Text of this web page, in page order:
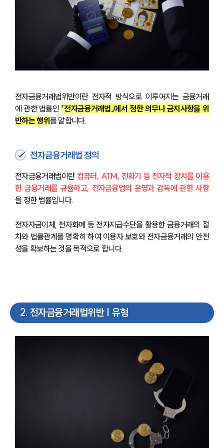
전자금융거래법위반이란 전자적 방식으로 이루어지는 금융거래
에 관한 법률인 「전자금융거래법」에서 정한 의무나 금지사항을 위
반하는 행위를 말합니다.
전자금융거래법 정의
전자금융거래법이란 컴퓨터, ATM, 전화기 등 전자적 장치를 이용
한 금융거래를 규율하고, 전자금융업의 운영과 감독에 관한 사항
을 정한 법률입니다.
전자자금이체, 전자화폐 등 전자지급수단을 활용한 금융거래의 절
차와 법률관계를 명확히 하여 이용자 보호와 전자금융거래의 안전
성을 확보하는 것을 목적으로 합니다.
2. 전자금융거래법위반 | 유형